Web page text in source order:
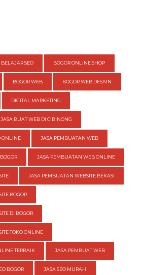
BELAJAR SEO BOGOR ONLINE SHOP
BOGOR WEB BOGOR WEB DESAIN
DIGITAL MARKETING
JASA BUAT WEB DI CIBINONG
ONLINE JASA PEMBUATAN WEB
JASA PEMBUATAN WEB ONLINE
JASA PEMBUATAN WEBSITE BEKASI
BOGOR
DI BOGOR
TOKO ONLINE
TERBAIK JASA PEMBUAT WEB
BOGOR JASA SEO MURAH